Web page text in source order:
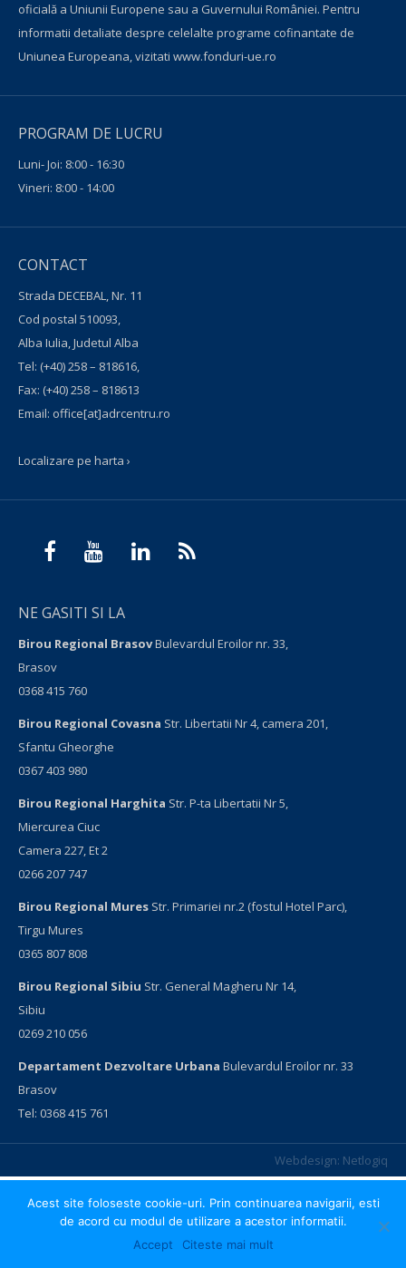
oficială a Uniunii Europene sau a Guvernului României. Pentru
informatii detaliate despre celelalte programe cofinantate de
Uniunea Europeana, vizitati www.fonduri-ue.ro
PROGRAM DE LUCRU
Luni- Joi: 8:00 - 16:30
Vineri: 8:00 - 14:00
CONTACT
Strada DECEBAL, Nr. 11
Cod postal 510093,
Alba Iulia, Judetul Alba
Tel: (+40) 258 – 818616,
Fax: (+40) 258 – 818613
Email: office[at]adrcentru.ro
Localizare pe harta ›
NE GASITI SI LA
Birou Regional BrasovBulevardul Eroilor nr. 33,
Brasov
0368 415 760
Birou Regional Covasna Str. Libertatii Nr 4, camera 201,
Sfantu Gheorghe
0367 403 980
Birou Regional Harghita Str. P-ta Libertatii Nr 5,
Miercurea Ciuc
Camera 227, Et 2
0266 207 747
Birou Regional Mures Str. Primariei nr.2 (fostul Hotel Parc),
Tirgu Mures
0365 807 808
Birou Regional Sibiu Str. General Magheru Nr 14,
Sibiu
0269 210 056
Departament Dezvoltare Urbana Bulevardul Eroilor nr. 33
Brasov
Tel: 0368 415 761
Webdesign: Netlogiq
Acest site foloseste cookie-uri. Prin continuarea navigarii, esti
de acord cu modul de utilizare a acestor informatii.
Accept
Citeste mai mult